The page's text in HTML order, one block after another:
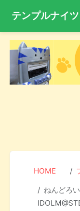
テンプルナイツ
HOME
ねんどろ